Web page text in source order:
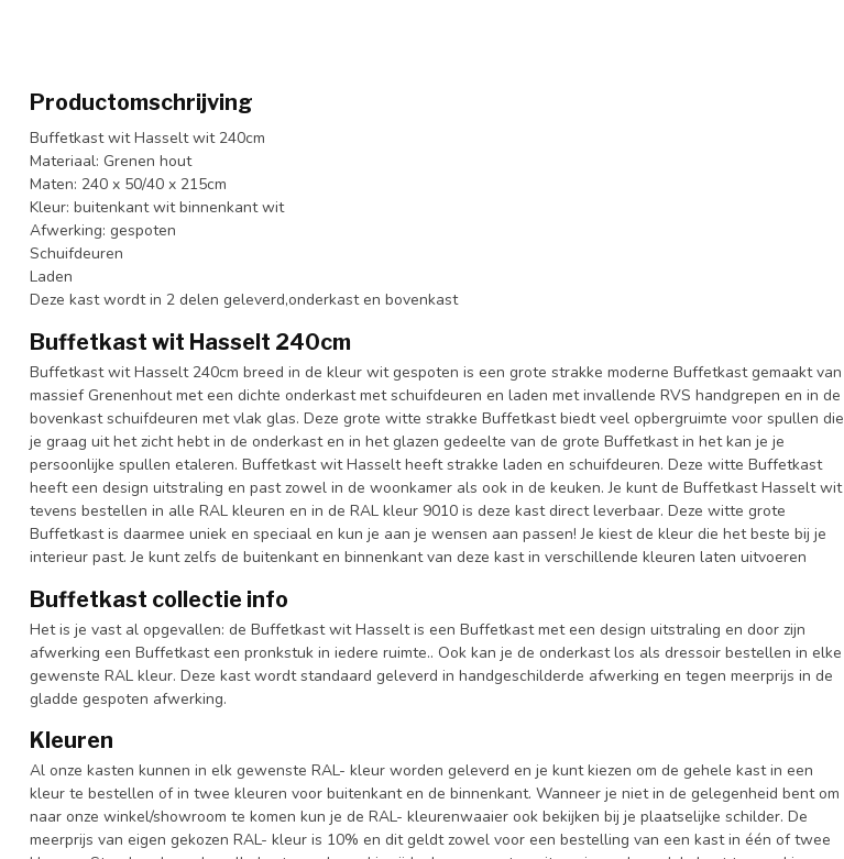
Productomschrijving
Buffetkast wit Hasselt wit 240cm
Materiaal: Grenen hout
Maten: 240 x 50/40 x 215cm
Kleur: buitenkant wit binnenkant wit
Afwerking: gespoten
Schuifdeuren
Laden
Deze kast wordt in 2 delen geleverd,onderkast en bovenkast
Buffetkast wit Hasselt 240cm
Buffetkast wit Hasselt 240cm breed in de kleur wit gespoten is een grote strakke moderne Buffetkast gemaakt van
massief Grenenhout met een dichte onderkast met schuifdeuren en laden met invallende RVS handgrepen en in de
bovenkast schuifdeuren met vlak glas. Deze grote witte strakke Buffetkast biedt veel opbergruimte voor spullen die
je graag uit het zicht hebt in de onderkast en in het glazen gedeelte van de grote Buffetkast in het kan je je
persoonlijke spullen etaleren. Buffetkast wit Hasselt heeft strakke laden en schuifdeuren. Deze witte Buffetkast
heeft een design uitstraling en past zowel in de woonkamer als ook in de keuken. Je kunt de Buffetkast Hasselt wit
tevens bestellen in alle RAL kleuren en in de RAL kleur 9010 is deze kast direct leverbaar. Deze witte grote
Buffetkast is daarmee uniek en speciaal en kun je aan je wensen aan passen! Je kiest de kleur die het beste bij je
interieur past. Je kunt zelfs de buitenkant en binnenkant van deze kast in verschillende kleuren laten uitvoeren
Buffetkast collectie info
Het is je vast al opgevallen: de Buffetkast wit Hasselt is een Buffetkast met een design uitstraling en door zijn
afwerking een Buffetkast een pronkstuk in iedere ruimte.. Ook kan je de onderkast los als dressoir bestellen in elke
gewenste RAL kleur. Deze kast wordt standaard geleverd in handgeschilderde afwerking en tegen meerprijs in de
gladde gespoten afwerking.
Kleuren
Al onze kasten kunnen in elk gewenste RAL- kleur worden geleverd en je kunt kiezen om de gehele kast in een
kleur te bestellen of in twee kleuren voor buitenkant en de binnenkant. Wanneer je niet in de gelegenheid bent om
naar onze winkel/showroom te komen kun je de RAL- kleurenwaaier ook bekijken bij je plaatselijke schilder. De
meerprijs van eigen gekozen RAL- kleur is 10% en dit geldt zowel voor een bestelling van een kast in één of twee